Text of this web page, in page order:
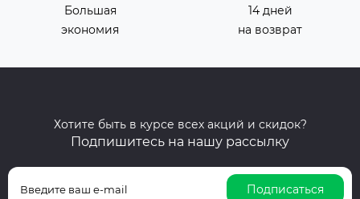
Большая
экономия
14 дней
на возврат
Хотите быть в курсе всех акций и скидок?
Подпишитесь на нашу рассылку
Подписаться